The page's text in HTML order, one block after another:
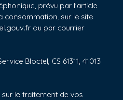
prévu par l'article
consommation, sur le site
ou par courrier
Bloctel, CS 61311, 41013
le traitement de vos